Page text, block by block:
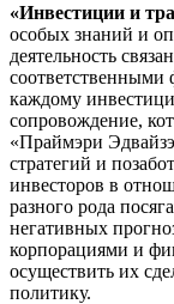
«Инвестиции и
особых знаний и
деятельность
каждому
сопровождение,
«Праймэри
стратегий и
инвесторов в
разного рода
негативных
корпорациями и
осуществить их
политику.